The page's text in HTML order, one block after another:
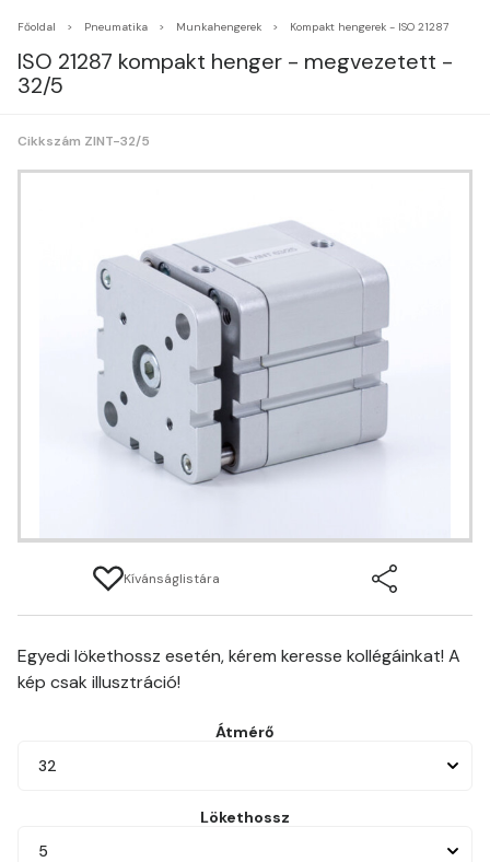
Főoldal Pneumatika Munkahengerek Kompakt hengerek - ISO 21287
ISO 21287 kompakt henger - megvezetett -
32/5
Cikkszám ZINT-32/5
Kívánságlistára
Egyedi lökethossz esetén, kérem keresse kollégáinkat! A
kép csak illusztráció!
Átmérő
32
Lökethossz
5